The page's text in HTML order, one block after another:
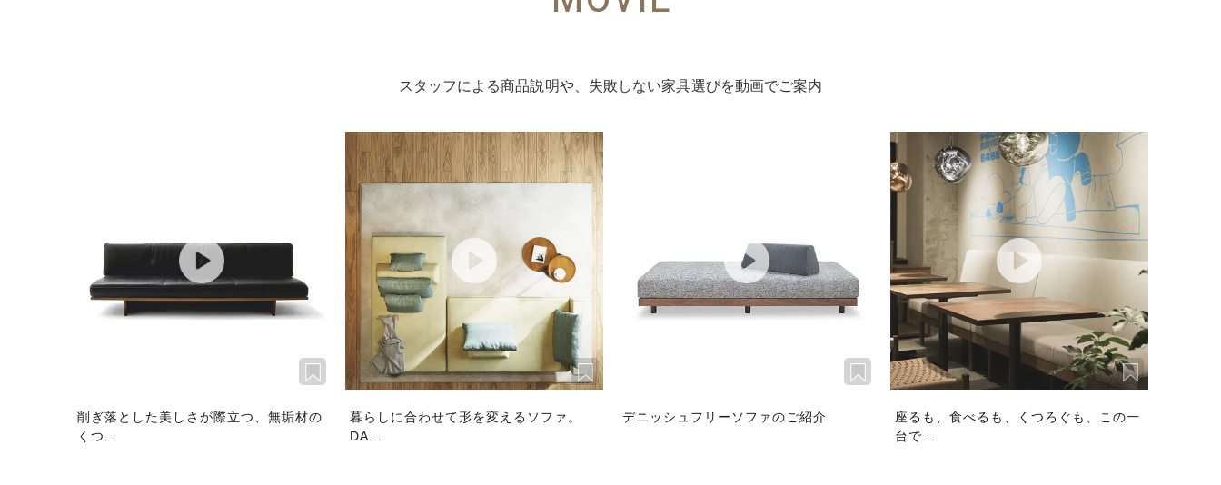
スタッフによる商品説明や、失敗しない家具選びを動画でご案内
削ぎ落とした美しさが際立つ、無垢材の
くつ...
暮らしに合わせて形を変えるソファ。
DA...
デニッシュフリーソファのご紹介
座るも、食べるも、くつろぐも、この一
台で...